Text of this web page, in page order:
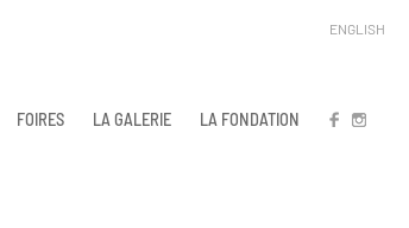
FOIRES LA GALERIE LA FONDATION FB IN
ENGLISH